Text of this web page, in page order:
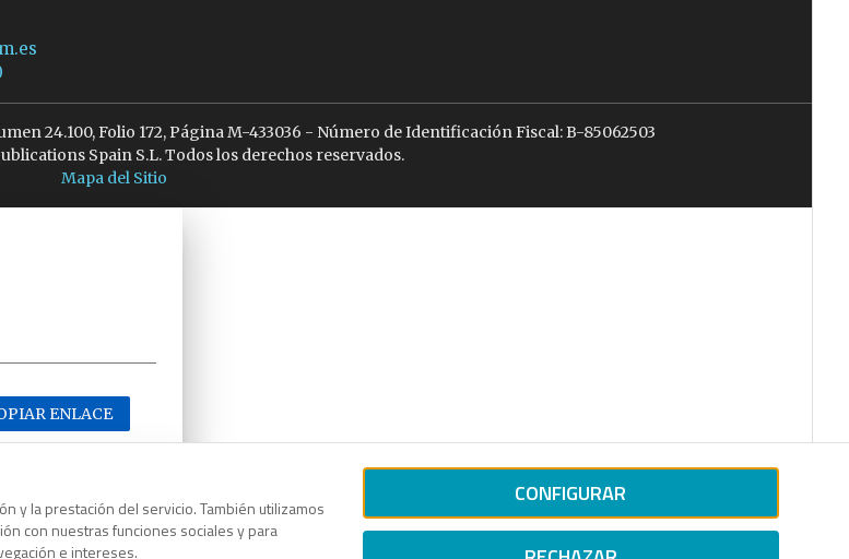
y la prestación del servicio. También utilizamos
con nuestras funciones sociales y para
e intereses.
CONFIGURAR
24.100, Folio 172, Página M-433036 - Número de Identificación Fiscal: B-85062503
Spain S.L. Todos los derechos reservados.
Mapa del Sitio
ENLACE